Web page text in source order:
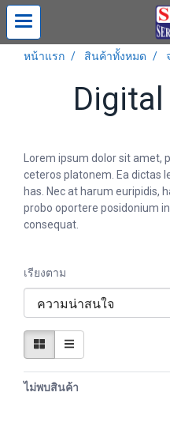
หน้าแรก สินค้าทั้งหมด
Lorem ipsum dolor sit amet,
ceteros platonem. Ea dictas
has. Nec at harum euripidis,
probo oportere posidonium
consequat.
เรียงตาม
ไม่พบสินค้า